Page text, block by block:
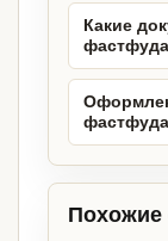
Какие
фастфуда
фастфуда
Похожие